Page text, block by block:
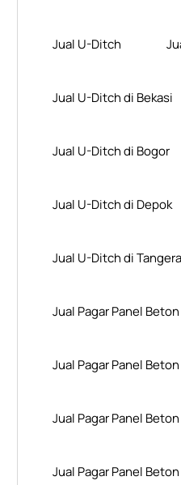
Jual U-Ditch
Jual U-Ditch di Bekasi
Jual U-Ditch di Bogor
Jual U-Ditch di Depok
Jual U-Ditch di
Jual Pagar Panel Beton
Jual Pagar Panel
Jual Pagar Panel
Jual Pagar Panel